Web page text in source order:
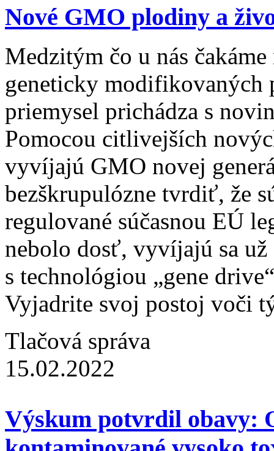
Nové GMO plodiny a
Medzitým čo u nás
geneticky
priemysel prichádza s
Pomocou citlivejších
vyvíjajú GMO novej
bezškrupulózne tvrdiť, že
regulované súčasnou EÚ
nebolo dosť, vyvíjajú sa
s technológiou „gene
Vyjadrite svoj postoj voči
Tlačová správa
15.02.2022
Výskum potvrdil obavy: